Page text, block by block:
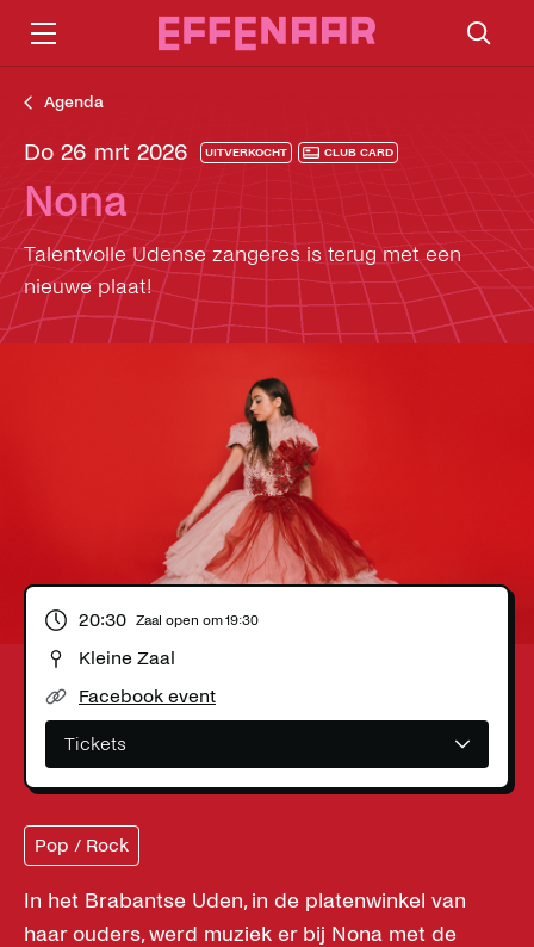
Agenda
do 26 mrt 2026 UITVERKOCHT CLUB CARD
Nona
Talentvolle Udense zangeres is terug met een
nieuwe plaat!
20:30 Zaal open om19:30
Kleine Zaal
Facebook event
Tickets
Pop / Rock
In het Brabantse Uden, in de platenwinkel van
haar ouders, werd muziek er bij Nona met de